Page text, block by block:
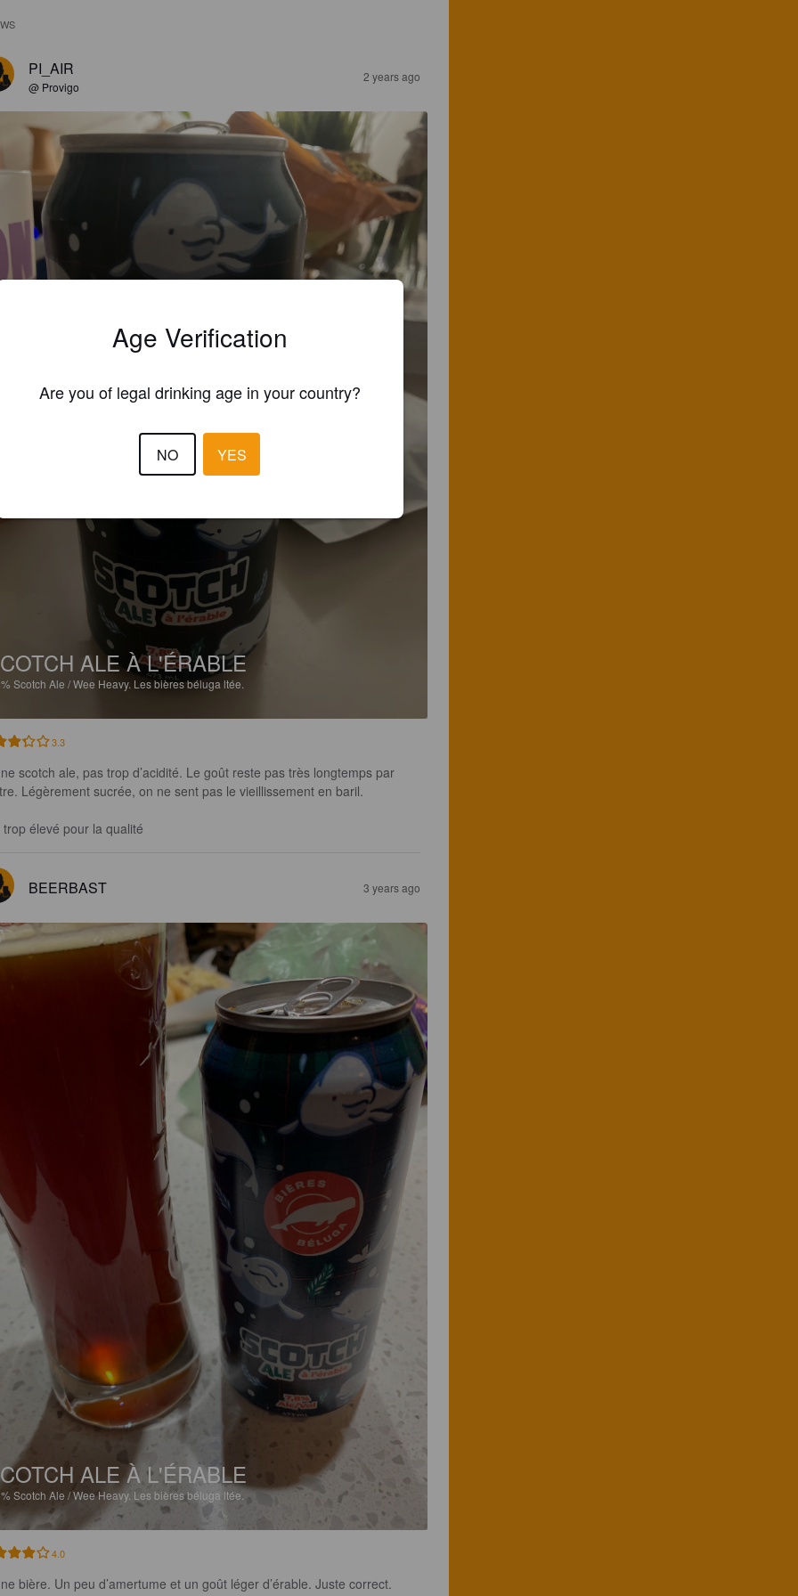
PI_AIR
@ Provigo
2 years ago
ALE À L'ÉRABLE
Scotch Ale / Wee Heavy. Les bières béluga ltée.
3.3
scotch ale, pas trop d’acidité. Le goût reste pas très longtemps par
Légèrement sucrée, on ne sent pas le vieillissement en baril.
trop élevé pour la qualité
BEERBAST 3 years ago
ALE À L'ÉRABLE
Scotch Ale / Wee Heavy. Les bières béluga ltée.
4.0
bière. Un peu d’amertume et un goût léger d’érable. Juste correct.
Age Verification
Are you of legal drinking age in your country?
NO YES